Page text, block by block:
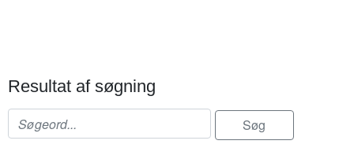
Resultat af søgning